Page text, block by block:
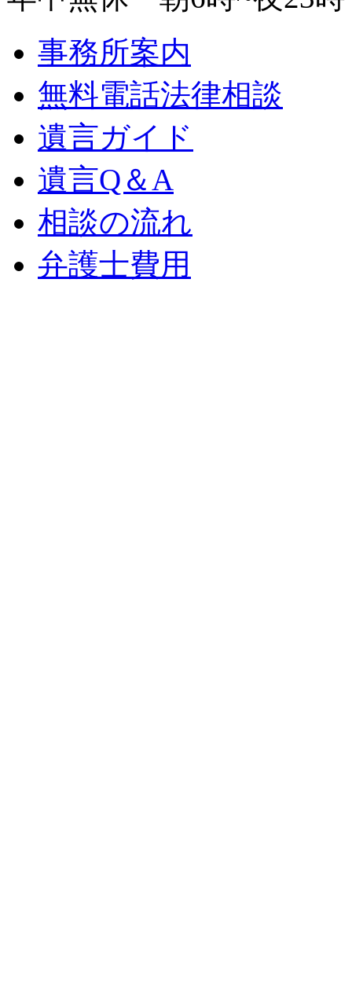
事務所案内
無料電話法律相談
遺言ガイド
遺言Q＆A
相談の流れ
弁護士費用